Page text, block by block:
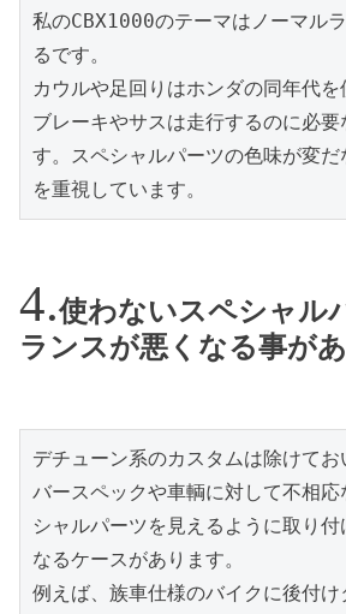
私のCBX1000のテーマはノーマル
るです。
カウルや足回りはホンダの同年代を
ブレーキやサスは走行するのに必
す。スペシャルパーツの色味が変
を重視しています。
使わないスペシャル
ランスが悪くなる事が
デチューン系のカスタムは除けて
バースペックや車輌に対して不相
シャルパーツを見えるように取り付
なるケースがあります。
例えば、族車仕様のバイクに後付